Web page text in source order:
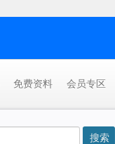
免费资料 会员专区